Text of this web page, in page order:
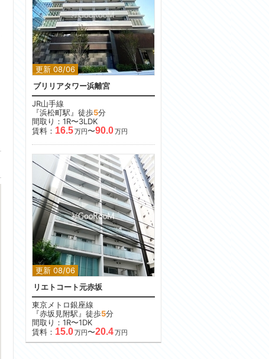
更新 08/06
ブリリアタワー浜離宮
JR山手線
『浜松町駅』徒歩5分
間取り：1R〜3LDK
賃料： 16.5万円〜90.0万円
更新 08/06
リエトコート元赤坂
東京メトロ銀座線
『赤坂見附駅』徒歩5分
間取り：1R〜1DK
賃料： 15.0万円〜20.4万円